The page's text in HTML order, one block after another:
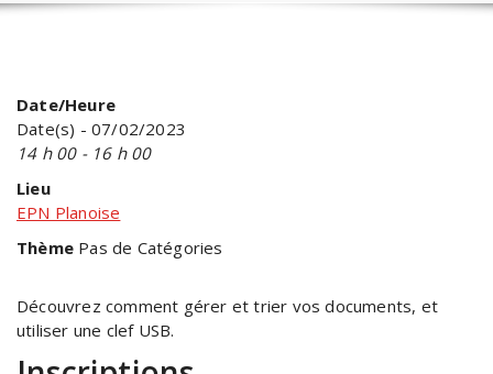
Date/Heure
Date(s) - 07/02/2023
14 h 00 - 16 h 00
Lieu
EPN Planoise
Thème Pas de Catégories
Découvrez comment gérer et trier vos documents, et
utiliser une clef USB.